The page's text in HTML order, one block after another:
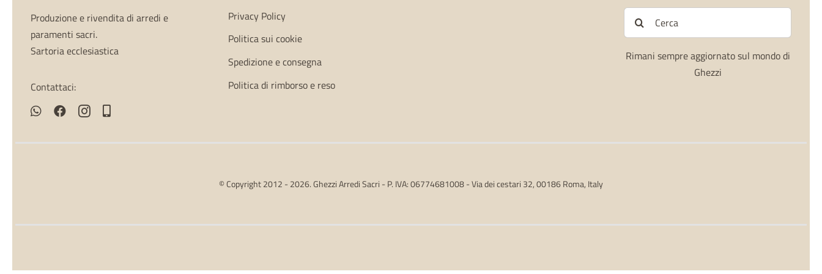
Produzione e rivendita di arredi e
paramenti sacri.
Sartoria ecclesiastica
Contattaci:
Privacy Policy
Politica sui cookie
Spedizione e consegna
Politica di rimborso e reso
Cerca
per:
Rimani sempre aggiornato sul mondo di
Ghezzi
© Copyright 2012 - 2026. Ghezzi Arredi Sacri - P. IVA: 06774681008 - Via dei cestari 32, 00186 Roma, Italy